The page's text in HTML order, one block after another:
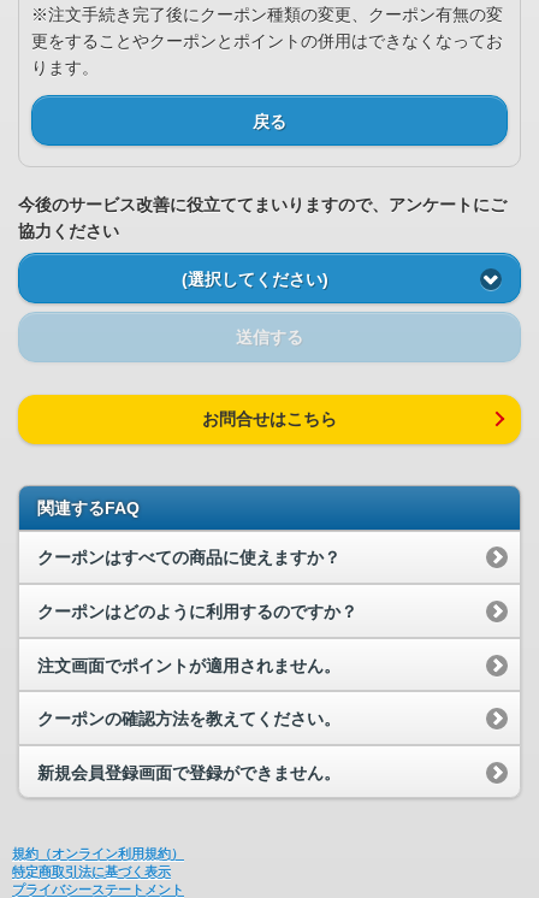
※注文手続き完了後にクーポン種類の変更、クーポン有無の変
更をすることやクーポンとポイントの併用はできなくなってお
ります。
戻る
今後のサービス改善に役立ててまいりますので、アンケートにご
協力ください
(選択してください)
送信する
お問合せはこちら
関連するFAQ
クーポンはすべての商品に使えますか？
クーポンはどのように利用するのですか？
注文画面でポイントが適用されません。
クーポンの確認方法を教えてください。
新規会員登録画面で登録ができません。
規約（オンライン利用規約）
特定商取引法に基づく表示
プライバシーステートメント